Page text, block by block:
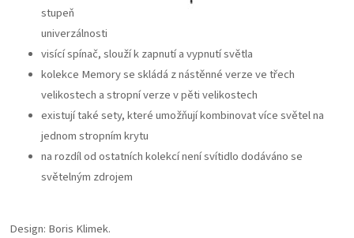
stupeň
univerzálnosti
visící spínač, slouží k zapnutí a vypnutí světla
kolekce Memory se skládá z nástěnné verze ve třech
velikostech a stropní verze v pěti velikostech
existují také sety, které umožňují kombinovat více světel na
jednom stropním krytu
na rozdíl od ostatních kolekcí není svítidlo dodáváno se
světelným zdrojem
Design: Boris Klimek.